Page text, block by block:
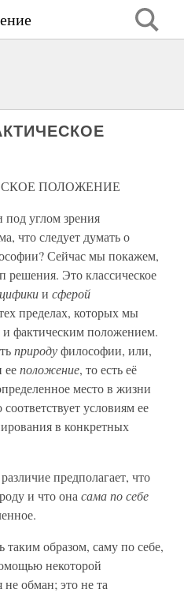
ПОЛОЖЕНИЕ
под углом зрения
что следует думать о
Сейчас мы покажем,
решения. Это классическое
и сферой
пределах, которых мы
фактическим положением.
природуфилософии, или,
ееположение, то есть её
место в жизни
условиям ее
в конкретных
предполагает, что
и что она сама по себе
образом, саму по себе,
некоторой
обман; это не та